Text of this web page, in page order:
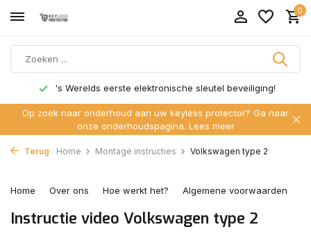
0
's Werelds eerste elektronische sleutel beveiliging!
Op zoek naar onderhoud aan uw keyless protector? Ga naar
onze onderhoudspagina. Lees meer
Terug Home Montage instructies Volkswagen type 2
Home Over ons Hoe werkt het? Algemene voorwaarden
Instructie video Volkswagen type 2